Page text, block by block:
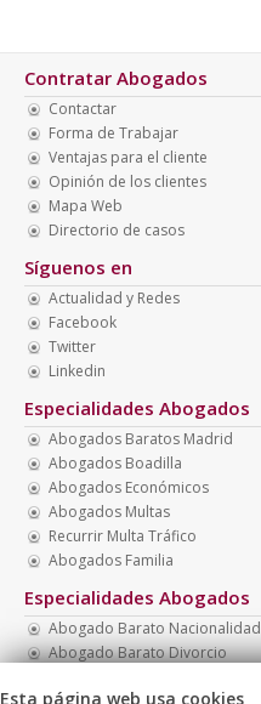
Contratar Abogados
Contactar
Forma de Trabajar
Ventajas para el cliente
Opinión de los clientes
Mapa Web
Directorio de casos
Síguenos en
Actualidad y Redes
Facebook
Twitter
Linkedin
Especialidades Abogados
Abogados Baratos Madrid
Abogados Boadilla
Abogados Económicos
Abogados Multas
Recurrir Multa Tráfico
Abogados Familia
Especialidades Abogados
Abogado Barato Nacionalidad
Abogado Barato Divorcio
Esta página web usa cookies